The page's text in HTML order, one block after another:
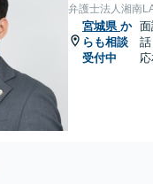
弁護士法人湘南
宮城県 か
らも相談
受付中